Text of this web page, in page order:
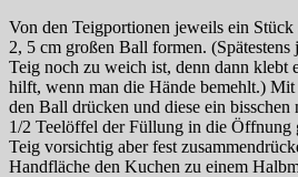
Von den Teigportionen jeweils ein Stück
2, 5 cm großen Ball formen. (Spätestens
Teig noch zu weich ist, denn dann klebt
hilft, wenn man die Hände bemehlt.)
den Ball drücken und diese ein bisschen
1/2 Teelöffel der Füllung in die Öffnung
Teig vorsichtig aber fest
Handfläche den Kuchen zu einem